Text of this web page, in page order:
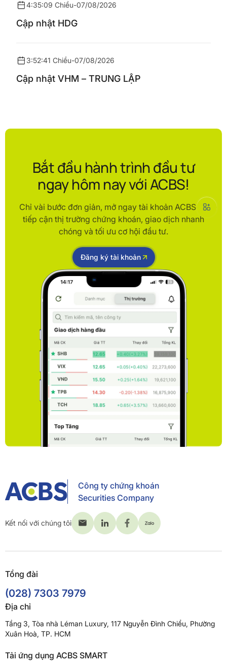
4:35:09 Chiều-07/08/2026
Cập nhật HDG
3:52:41 Chiều-07/08/2026
Cập nhật VHM – TRUNG LẬP
Bắt đầu hành trình đầu tư
ngay hôm nay với ACBS!
Chỉ vài bước đơn giản, mở ngay tài khoản ACBS để
tiếp cận thị trường chứng khoán, giao dịch nhanh
chóng và tối ưu cơ hội đầu tư.
Đăng ký tài khoản
Công ty chứng khoán
Securities Company
Kết nối với chúng tôi
Tổng đài
(028) 7303 7979
Địa chỉ
Tầng 3, Tòa nhà Léman Luxury, 117 Nguyễn Đình Chiểu, Phường
Xuân Hoà, TP. HCM
Tải ứng dụng ACBS SMART